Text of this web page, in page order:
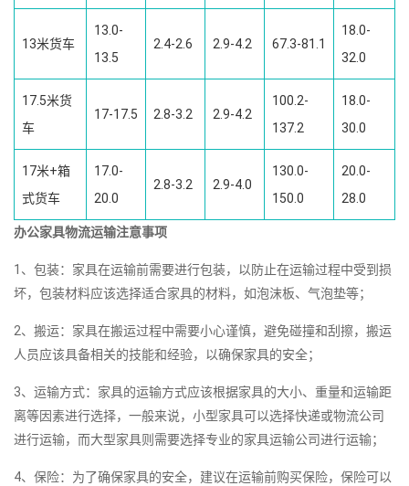
13米货车
13.0-
13.5
2.4-2.6 2.9-4.2 67.3-81.1
18.0-
32.0
17.5米货
车
17-17.5 2.8-3.2 2.9-4.2
100.2-
137.2
18.0-
30.0
17米+箱
式货车
17.0-
20.0
2.8-3.2 2.9-4.0
130.0-
150.0
20.0-
28.0
办公家具物流运输注意事项
1、包装：家具在运输前需要进行包装，以防止在运输过程中受到损
坏，包装材料应该选择适合家具的材料，如泡沫板、气泡垫等；
2、搬运：家具在搬运过程中需要小心谨慎，避免碰撞和刮擦，搬运
人员应该具备相关的技能和经验，以确保家具的安全；
3、运输方式：家具的运输方式应该根据家具的大小、重量和运输距
离等因素进行选择，一般来说，小型家具可以选择快递或物流公司
进行运输，而大型家具则需要选择专业的家具运输公司进行运输；
4、保险：为了确保家具的安全，建议在运输前购买保险，保险可以